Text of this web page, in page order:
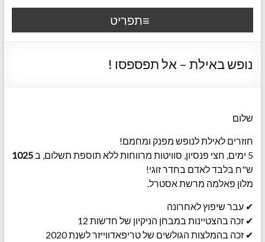
תפריט
נופש באילת – אל תפספסו !
שלום
חוזרים לאילת לנופש מפנק ומחמם!
5 ימים, חצי פנסיון, סוויטות מרווחות ללא תוספת תשלום, ב
1025
ש"ח בלבד לאדם בחדר זוגי!
מלון פאלמה מרשת אסטרל.
✔ עבר שיפוץ לאחרונה
✔ זכה בהצטיינות במבחן הניקיון של חדשות 12
✔ זכה בהמלצות הגולשים של טריפאדווייזר לשנת 2020